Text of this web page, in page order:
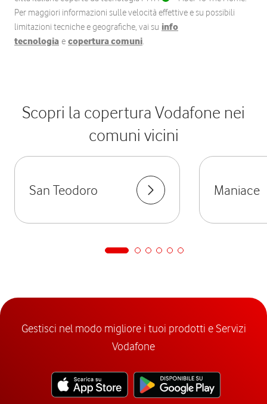
Per maggiori informazioni sulle velocità effettive e su possibili
limitazioni tecniche e geografiche, vai su info
tecnologia e copertura comuni.
Scopri la copertura Vodafone nei
comuni vicini
San Teodoro Maniace
Gestisci nel modo migliore i tuoi prodotti e Servizi
Vodafone